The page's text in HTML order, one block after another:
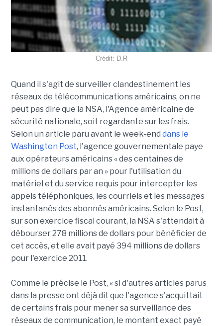
Crédit: D.R
Quand il s'agit de surveiller clandestinement les
réseaux de télécommunications américains, on ne
peut pas dire que la NSA, l'Agence américaine de
sécurité nationale, soit regardante sur les frais.
Selon un article paru avant le week-end dans le
Washington Post, l'agence gouvernementale paye
aux opérateurs américains « des centaines de
millions de dollars par an » pour l'utilisation du
matériel et du service requis pour intercepter les
appels téléphoniques, les courriels et les messages
instantanés des abonnés américains. Selon le Post,
sur son exercice fiscal courant, la NSA s'attendait à
débourser 278 millions de dollars pour bénéficier de
cet accès, et elle avait payé 394 millions de dollars
pour l'exercice 2011.
Comme le précise le Post, « si d'autres articles parus
dans la presse ont déjà dit que l'agence s'acquittait
de certains frais pour mener sa surveillance des
réseaux de communication, le montant exact payé